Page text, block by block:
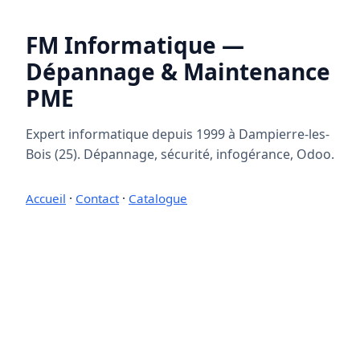
FM Informatique —
Dépannage & Maintenance
PME
Expert informatique depuis 1999 à Dampierre-les-
Bois (25). Dépannage, sécurité, infogérance, Odoo.
Accueil · Contact· Catalogue